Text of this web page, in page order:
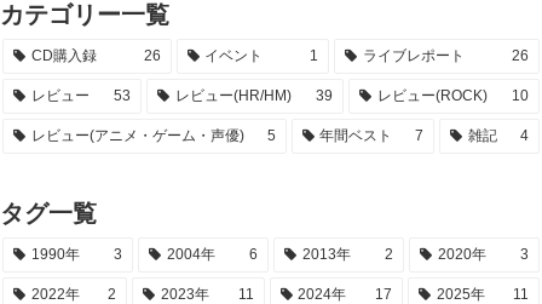
カテゴリー一覧
CD購入録 26 イベント 1 ライブレポート 26
レビュー 53 レビュー(HR/HM) 39 レビュー(ROCK) 10
レビュー(アニメ・ゲーム・声優) 5 年間ベスト 7 雑記 4
タグ一覧
1990年 3 2004年 6 2013年 2 2020年 3
2022年 2 2023年 11 2024年 17 2025年 11